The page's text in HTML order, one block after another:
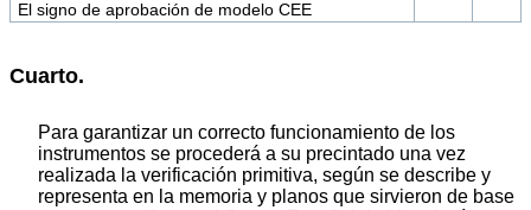
El signo de aprobación de modelo CEE
Cuarto.
Para garantizar un correcto funcionamiento de los
instrumentos se procederá a su precintado una vez
realizada la verificación primitiva, según se describe y
representa en la memoria y planos que sirvieron de base